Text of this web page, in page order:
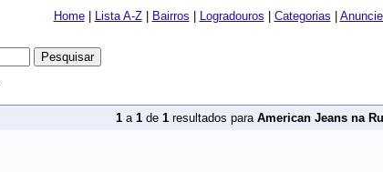
Home| Lista A-Z| Bairros Logradouros Categorias
1a 1de 1resultados para American Jeans na